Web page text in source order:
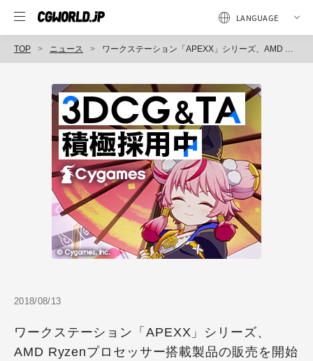
TOP ニュース ワークステーション「APEXX」シリーズ、AMD Ryzenプロセッサー搭載製品の販売を開始（トーワ電機 BOXX事業部）
2018/08/13
ワークステーション「APEXX」シリーズ、
AMD Ryzenプロセッサー搭載製品の販売を開始